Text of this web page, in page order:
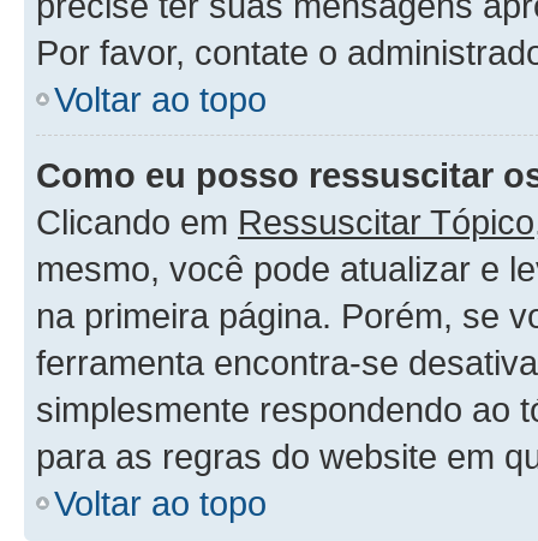
Por favor, contate o
Voltar ao topo
Como eu posso ressuscitar
Clicando em Ressuscitar Tópico
mesmo, você pode atualizar e
na primeira página. Porém, se
ferramenta encontra-se
simplesmente respondendo ao
para as regras do website em
Voltar ao topo